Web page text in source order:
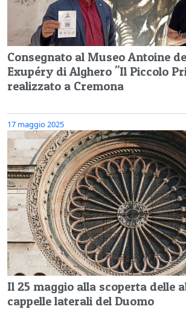
Consegnato al Museo Antoine
Exupéry di Alghero "Il Piccolo
realizzato a Cremona
17 maggio 2025
Il 25 maggio alla scoperta delle
cappelle laterali del Duomo